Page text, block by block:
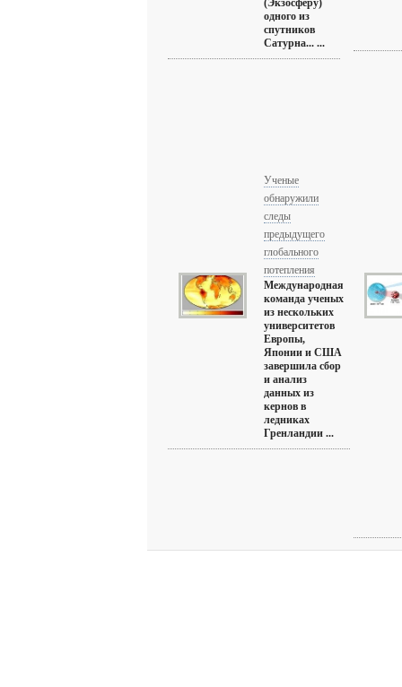
(Экзосферу)
одного из
спутников
Сатурна... ...
Ученые
обнаружили
следы
предыдущего
глобального
потепления
Международная
команда ученых
из нескольких
университетов
Европы,
Японии и США
завершила сбор
и анализ
данных из
кернов в
ледниках
Гренландии ...